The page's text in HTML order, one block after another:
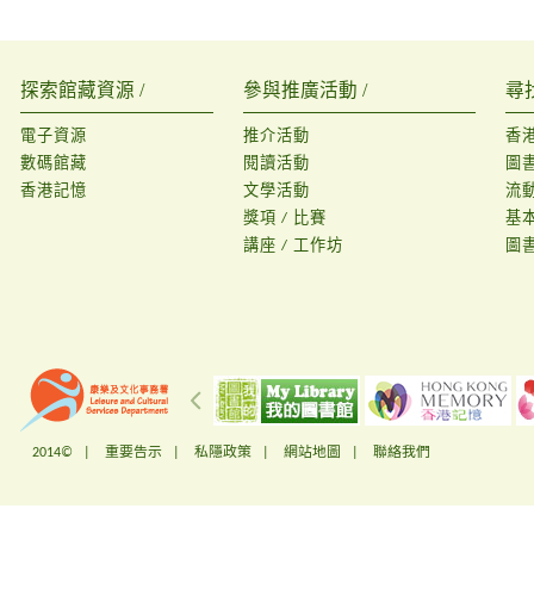
探索館藏資源 /
電子資源
數碼館藏
香港記憶
參與推廣活動 /
推介活動
閱讀活動
文學活動
獎項 / 比賽
講座 / 工作坊
尋
香
圖
流
基
圖
2014© | 重要告示 私隱政策 網站地圖 聯絡我們